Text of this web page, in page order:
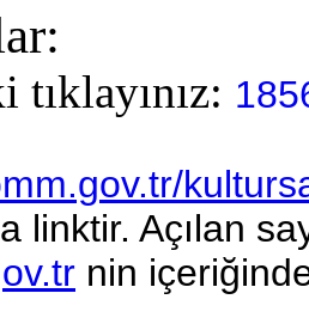
linktir. Açılan
nin